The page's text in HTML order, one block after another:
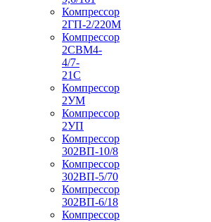
Компрессор
2ГП-2/220М
Компрессор
2СВМ4-
4/7-
21С
Компрессор
2УМ
Компрессор
2УП
Компрессор
302ВП-10/8
Компрессор
302ВП-5/70
Компрессор
302ВП-6/18
Компрессор